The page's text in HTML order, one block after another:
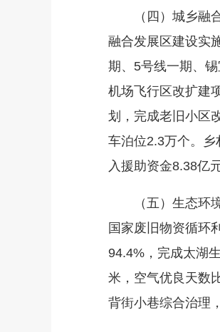
（四）城乡融合
融合发展区建设实
期、5号线一期、
机场飞行区改扩建
划，完成老旧小区
车泊位2.3万个。乡
入援助资金8.38亿
（五）生态环境
国家废旧物资循环
94.4%，完成太湖
米，空气优良天数
背街小巷综合治理